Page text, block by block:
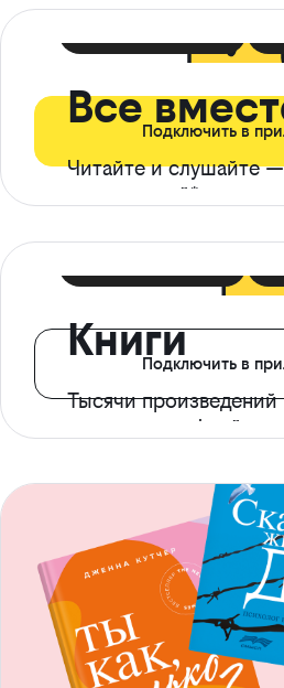
Все
Читайте и слушайте
ограничений*
Подключить в
Книги
Тысячи произведений
с доступом офлайн
Подключить в